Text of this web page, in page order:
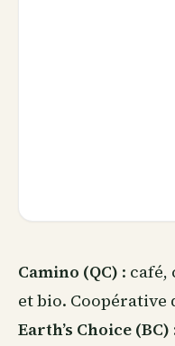
Camino (QC) :
et bio. Coopérative
Earth’s Choice (BC)